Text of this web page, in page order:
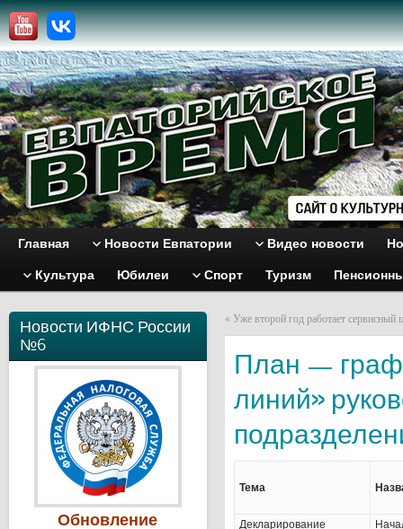
Главная Новости Евпатории Видео новости
Культура Юбилеи Спорт Туризм
Новости ИФНС России
№6
Обновление
« Уже второй год работает сервисный
План —
линий»
Тема
Декларирование